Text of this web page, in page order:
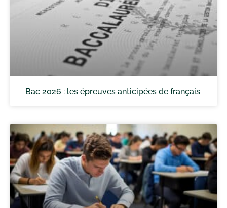
Bac 2026 : les épreuves anticipées de français